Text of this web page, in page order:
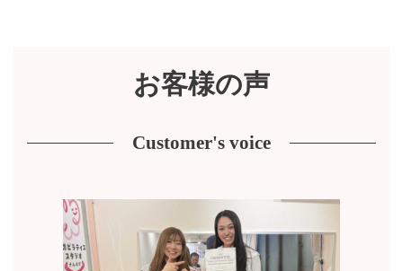
お客様の声
Customer's voice